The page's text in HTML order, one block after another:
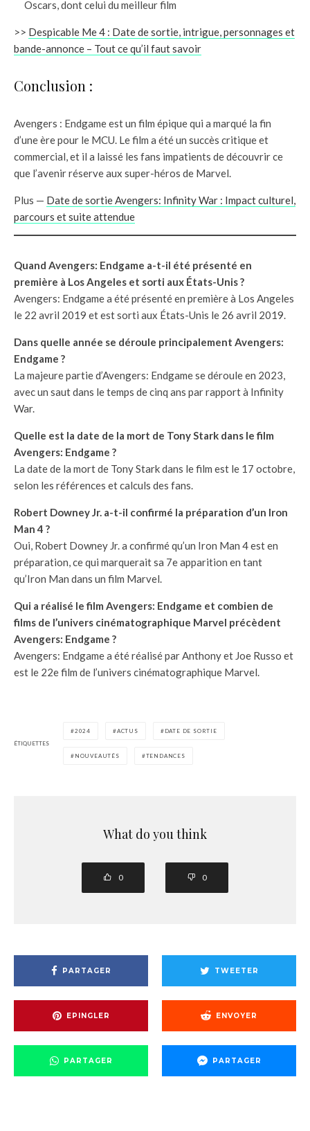
Oscars, dont celui du meilleur film
>> Despicable Me 4 : Date de sortie, intrigue, personnages et
bande-annonce – Tout ce qu’il faut savoir
Conclusion :
Avengers : Endgame est un film épique qui a marqué la fin
d’une ère pour le MCU. Le film a été un succès critique et
commercial, et il a laissé les fans impatients de découvrir ce
que l’avenir réserve aux super-héros de Marvel.
Plus — Date de sortie Avengers: Infinity War : Impact culturel,
parcours et suite attendue
Quand Avengers: Endgame a-t-il été présenté en
première à Los Angeles et sorti aux États-Unis ?
Avengers: Endgame a été présenté en première à Los Angeles
le 22 avril 2019 et est sorti aux États-Unis le 26 avril 2019.
Dans quelle année se déroule principalement Avengers:
Endgame ?
La majeure partie d’Avengers: Endgame se déroule en 2023,
avec un saut dans le temps de cinq ans par rapport à Infinity
War.
Quelle est la date de la mort de Tony Stark dans le film
Avengers: Endgame ?
La date de la mort de Tony Stark dans le film est le 17 octobre,
selon les références et calculs des fans.
Robert Downey Jr. a-t-il confirmé la préparation d’un Iron
Man 4 ?
Oui, Robert Downey Jr. a confirmé qu’un Iron Man 4 est en
préparation, ce qui marquerait sa 7e apparition en tant
qu’Iron Man dans un film Marvel.
Qui a réalisé le film Avengers: Endgame et combien de
films de l’univers cinématographique Marvel précèdent
Avengers: Endgame ?
Avengers: Endgame a été réalisé par Anthony et Joe Russo et
est le 22e film de l’univers cinématographique Marvel.
ÉTIQUETTES
2024 ACTUS DATE DE SORTIE
NOUVEAUTÉS TENDANCES
What do you think
0 0
PARTAGER TWEETER
EPINGLER ENVOYER
PARTAGER PARTAGER